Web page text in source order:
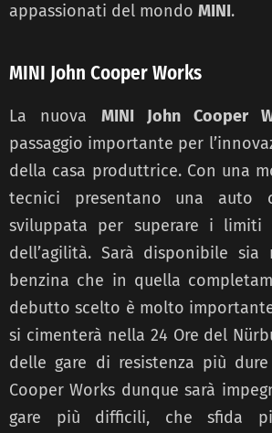
appassionati del mondo MINI.
MINI John Cooper Works
La nuova MINI John Cooper
passaggio importante per
della casa produttrice. Con una
tecnici presentano una auto
sviluppata per superare i limiti
dell’agilità. Sarà disponibile sia
benzina che in quella
debutto scelto è molto
si cimenterà nella 24 Ore del
delle gare di resistenza più
Cooper Works dunque sarà
gare più difficili, che sfida